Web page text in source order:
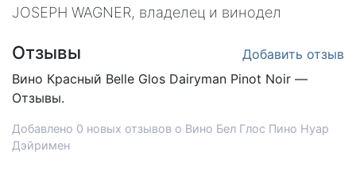
JOSEPH WAGNER, владелец и винодел
Отзывы
Добавить отзыв
Вино Красный Belle Glos Dairyman Pinot Noir —
Отзывы.
Добавлено 0 новых отзывов о Вино Бел Глос Пино Нуар
Дэйримен